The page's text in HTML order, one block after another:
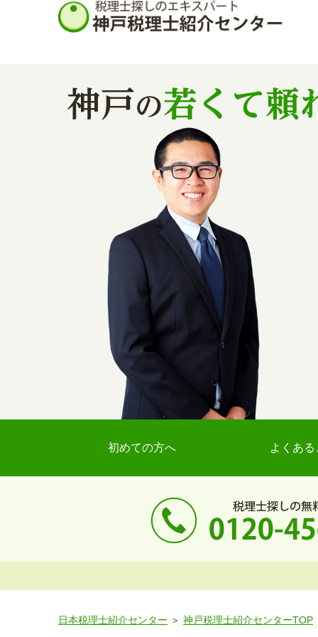
初めての方へ よくあ
日本税理士紹介センター 神戸税理士紹介センターTOP